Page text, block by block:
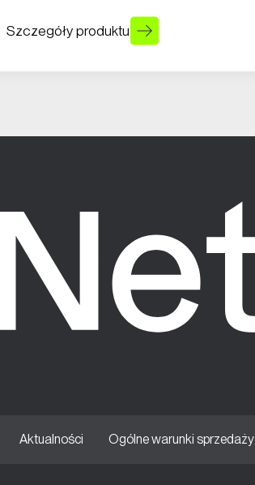
Szczegóły produktu
Aktualności Ogólne warunki sprzedaży